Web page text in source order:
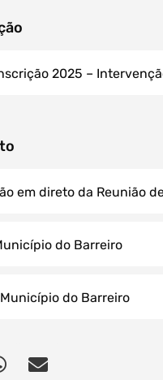
de conteúdo
dos anos
2025 –
em direto da Reunião
do Barreiro
do Barreiro